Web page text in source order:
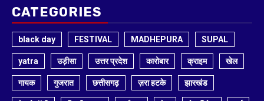
CATEGORIES
black day FESTIVAL MADHEPURA SUPAL
yatra उड़ीसा उत्तर प्रदेश कारोबार क्राइम खेल
गायक गुजरात छत्तीसगढ़ ज़रा हटके झारखंड